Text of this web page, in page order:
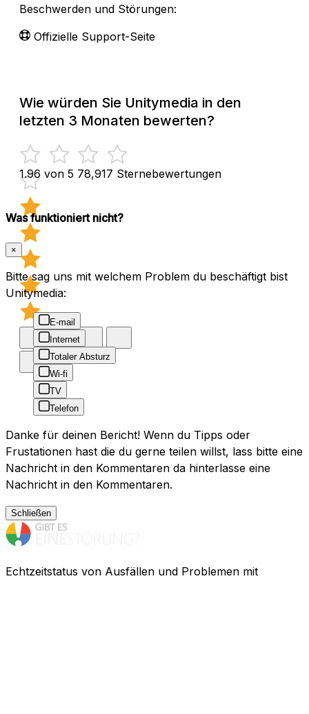
Beschwerden und Störungen:
Offizielle Support-Seite
Wie würden Sie Unitymedia in den
letzten 3 Monaten bewerten?
1.96 von 5 78,917 Sternebewertungen
Was funktioniert nicht?
×
Bitte sag uns mit welchem Problem du beschäftigt bist
Unitymedia:
E-mail
Internet
Totaler Absturz
Wi-fi
TV
Telefon
Danke für deinen Bericht! Wenn du Tipps oder
Frustationen hast die du gerne teilen willst, lass bitte eine
Nachricht in den Kommentaren da hinterlasse eine
Nachricht in den Kommentaren.
Schließen
Echtzeitstatus von Ausfällen und Problemen mit